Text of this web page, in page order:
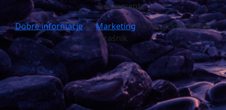
0 comments
Dobre informacje>>Marketing>> Pozycjonowanie
Kraśnik